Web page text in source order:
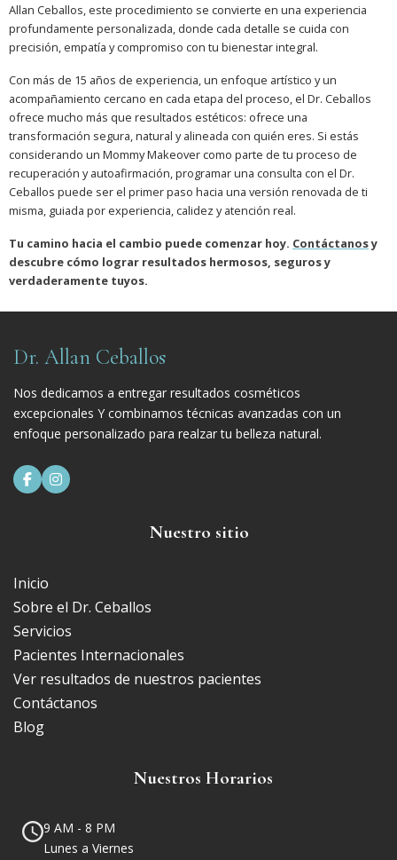
Allan Ceballos, este procedimiento se convierte en una experiencia
profundamente personalizada, donde cada detalle se cuida con
precisión, empatía y compromiso con tu bienestar integral.
Con más de 15 años de experiencia, un enfoque artístico y un
acompañamiento cercano en cada etapa del proceso, el Dr. Ceballos
ofrece mucho más que resultados estéticos: ofrece una
transformación segura, natural y alineada con quién eres. Si estás
considerando un Mommy Makeover como parte de tu proceso de
recuperación y autoafirmación, programar una consulta con el Dr.
Ceballos puede ser el primer paso hacia una versión renovada de ti
misma, guiada por experiencia, calidez y atención real.
Tu camino hacia el cambio puede comenzar hoy. Contáctanosy
descubre cómo lograr resultados hermosos, seguros y
verdaderamente tuyos.
Dr. Allan Ceballos
Nos dedicamos a entregar resultados cosméticos
excepcionales Y combinamos técnicas avanzadas con un
enfoque personalizado para realzar tu belleza natural.
 
Nuestro sitio
Inicio
Sobre el Dr. Ceballos
Servicios
Pacientes Internacionales
Ver resultados de nuestros pacientes
Contáctanos
Blog
Nuestros Horarios
9 AM - 8 PM
Lunes a Viernes